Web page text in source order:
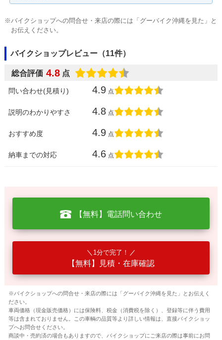
※バイクショップへの問合せ・来店の際には「グーバイク沖縄を見た」と
お伝えください。
バイクショップレビュー（11件）
総合評価 4.8 点
問い合わせ(見積り) 4.9 点
説明のわかりやすさ 4.8 点
おすすめ度 4.9 点
納車までの対応 4.6 点
【無料】電話問い合わせ
1分で完了！
【無料】見積・在庫確認
※バイクショップへの問合せ・来店の際には「グーバイク沖縄を見た」とお伝えく
ださい。
車両価格（現金販売価格）には保険料、税金（消費税を除く）、登録等に伴う費用
等は含まれておりません。この車輌の品質等より詳しい情報は、直接バイクショッ
プへお問合せください。
商談中・売約済の場合もありますので、バイクショップにご来店の際は事前にお問